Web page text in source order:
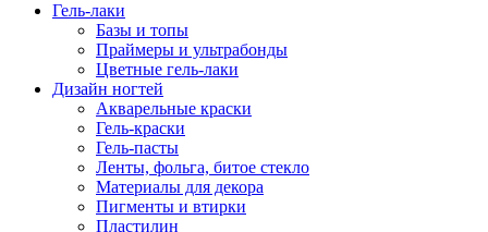
Гель-лаки
Базы и топы
Праймеры и ультрабонды
Цветные гель-лаки
Дизайн ногтей
Акварельные краски
Гель-краски
Гель-пасты
Ленты, фольга, битое стекло
Материалы для декора
Пигменты и втирки
Пластилин